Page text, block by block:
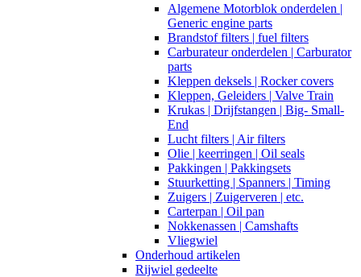
Algemene Motorblok onderdelen |
Generic engine parts
Brandstof filters | fuel filters
Carburateur onderdelen | Carburator
parts
Kleppen deksels | Rocker covers
Kleppen, Geleiders | Valve Train
Krukas | Drijfstangen | Big- Small-
End
Lucht filters | Air filters
Olie | keerringen | Oil seals
Pakkingen | Pakkingsets
Stuurketting | Spanners | Timing
Zuigers | Zuigerveren | etc.
Carterpan | Oil pan
Nokkenassen | Camshafts
Vliegwiel
Onderhoud artikelen
Rijwiel gedeelte